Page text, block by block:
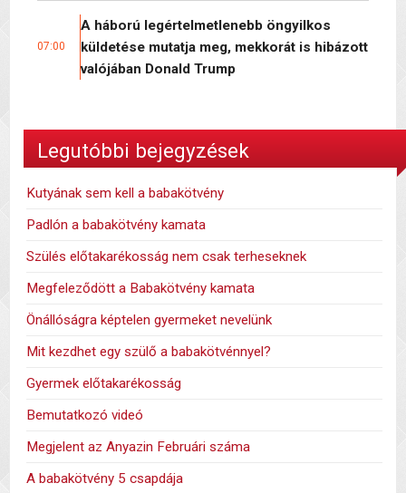
07:00
A háború legértelmetlenebb öngyilkos
küldetése mutatja meg, mekkorát is hibázott
valójában Donald Trump
Legutóbbi bejegyzések
Kutyának sem kell a babakötvény
Padlón a babakötvény kamata
Szülés előtakarékosság nem csak terheseknek
Megfeleződött a Babakötvény kamata
Önállóságra képtelen gyermeket nevelünk
Mit kezdhet egy szülő a babakötvénnyel?
Gyermek előtakarékosság
Bemutatkozó videó
Megjelent az Anyazin Februári száma
A babakötvény 5 csapdája